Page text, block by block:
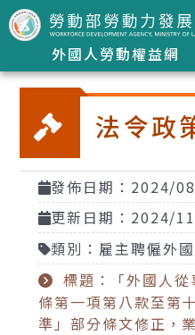
跳到主要內容區塊
外國人勞動權益網
法令政
發佈日期：2024/
更新日期：2024/
類別：雇主聘僱外
標題：「外國人
條第一項第八款至第
準」部分條文修正，